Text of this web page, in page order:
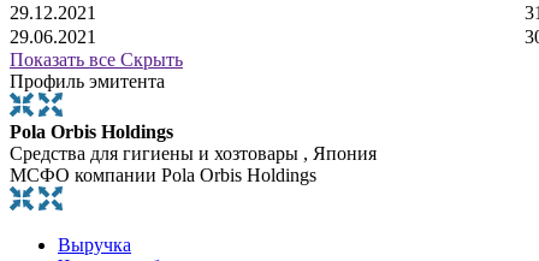
29.12.2021
29.06.2021
Показать все Скрыть
Профиль эмитента
Pola Orbis Holdings
Средства для гигиены и хозтовары , Япония
МСФО компании Pola Orbis Holdings
Выручка